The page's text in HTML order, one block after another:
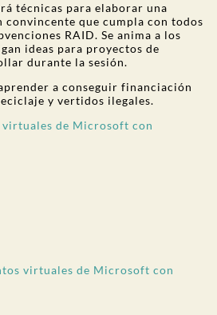
técnicas para elaborar una
que cumpla con todos
RAID. Se anima a los
ideas para proyectos de
durante la sesión.
a conseguir financiación
y vertidos ilegales.
virtuales de Microsoft con
virtuales de Microsoft con